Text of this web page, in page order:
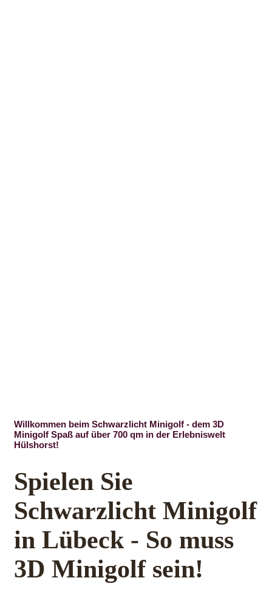
Willkommen beim Schwarzlicht Minigolf - dem 3D
Minigolf Spaß auf über 700 qm in der Erlebniswelt
Hülshorst!
Spielen Sie
Schwarzlicht Minigolf
in Lübeck - So muss
3D Minigolf sein!